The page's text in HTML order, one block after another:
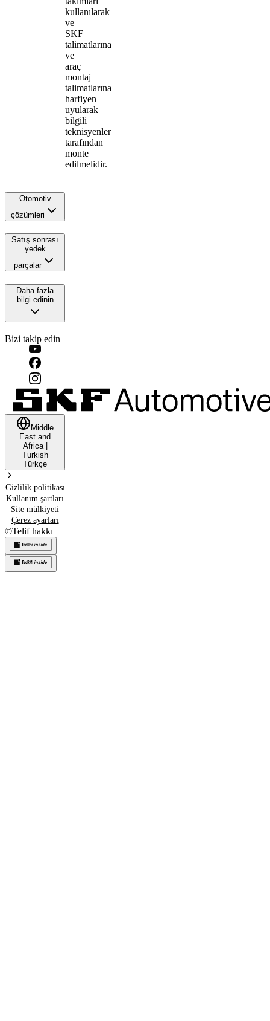
kullanılarak
ve
SKF
talimatlarına
ve
araç
montaj
talimatlarına
harfiyen
uyularak
bilgili
teknisyenler
tarafından
monte
edilmelidir.
Otomotiv
çözümleri
Satış sonrası
yedek
parçalar
Daha fazla
bilgi edinin
Bizi takip edin
Middle
East and
Africa|
Turkish
Türkçe
Gizlilik politikası
Kullanım şartları
Site mülkiyeti
Çerez ayarları
©Telif hakkı